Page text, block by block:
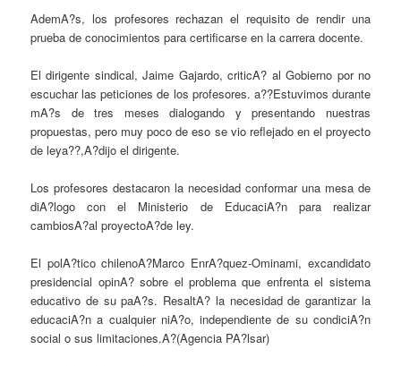
AdemA?s, los profesores rechazan el requisito de rendir una
prueba de conocimientos para certificarse en la carrera docente.
El dirigente sindical, Jaime Gajardo, criticA? al Gobierno por no
escuchar las peticiones de los profesores. a??Estuvimos durante
mA?s de tres meses dialogando y presentando nuestras
propuestas, pero muy poco de eso se vio reflejado en el proyecto
de leya??,A?dijo el dirigente.
Los profesores destacaron la necesidad conformar una mesa de
diA?logo con el Ministerio de EducaciA?n para realizar
cambiosA?al proyectoA?de ley.
El polA?tico chilenoA?Marco EnrA?quez-Ominami, excandidato
presidencial opinA? sobre el problema que enfrenta el sistema
educativo de su paA?s. ResaltA? la necesidad de garantizar la
educaciA?n a cualquier niA?o, independiente de su condiciA?n
social o sus limitaciones.A?(Agencia PA?lsar)